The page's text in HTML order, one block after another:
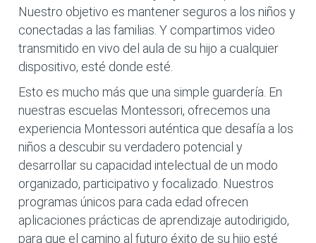
Nuestro objetivo es mantener seguros a los niños y
conectadas a las familias. Y compartimos video
transmitido en vivo del aula de su hijo a cualquier
dispositivo, esté donde esté.
Esto es mucho más que una simple guardería. En
nuestras escuelas Montessori, ofrecemos una
experiencia Montessori auténtica que desafía a los
niños a descubir su verdadero potencial y
desarrollar su capacidad intelectual de un modo
organizado, participativo y focalizado. Nuestros
programas únicos para cada edad ofrecen
aplicaciones prácticas de aprendizaje autodirigido,
para que el camino al futuro éxito de su hijo esté